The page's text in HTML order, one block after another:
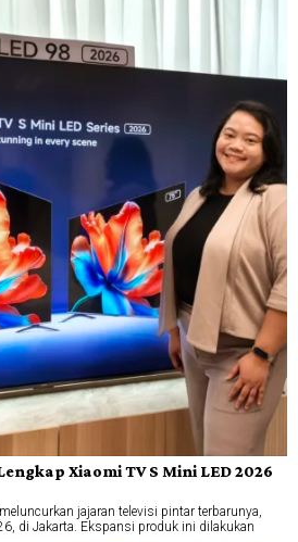
Xiaomi TV S Mini LED 2026
jajaran televisi pintar terbarunya,
di Jakarta. Ekspansi produk ini dilakukan